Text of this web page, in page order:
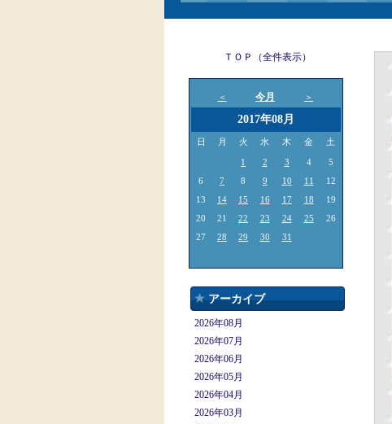
ＴＯＰ（全件表示）
＜ 今月 ＞
2017年08月
日 月 火 水 木 金 土
1 2 3 4
5
6
7 8 9 10 11
12
13
14 15 16 17 18
19
20
21 22 23 24 25
26
27
28 29 30 31
アーカイブ
2026年08月
2026年07月
2026年06月
2026年05月
2026年04月
2026年03月